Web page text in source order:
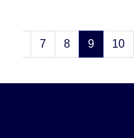
7 8 9 10